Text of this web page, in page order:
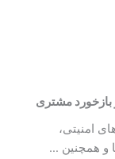
بازخورد مشتری
امنیتی،
و همچنین …